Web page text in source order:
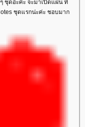
ชุดอ่ะค่ะ จะมาเปิดแผ่น ที่
ชุดแรกน่ะค่ะ ชอบมาก